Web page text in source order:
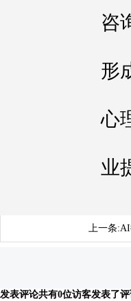
咨
形
心
业
上一条:AI
发表评论共有0位访客发表了